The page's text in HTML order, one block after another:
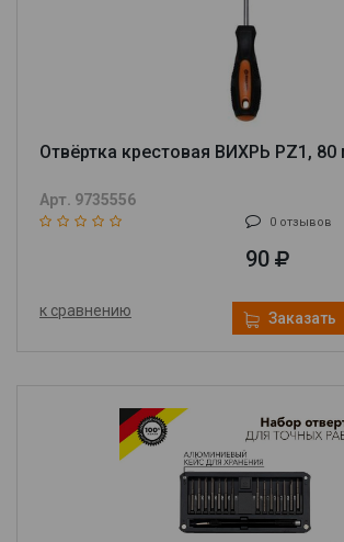
Отвёртка крестовая ВИХРЬ PZ1,
Арт. 9735556
0 отзывов
90
к сравнению Заказать